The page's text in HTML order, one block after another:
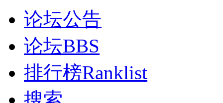
论坛公告
论坛BBS
排行榜Ranklist